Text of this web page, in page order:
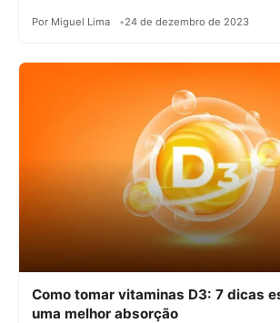
Por Miguel Lima 24 de dezembro de 2023
Como tomar vitaminas D3: 7 dicas
uma melhor absorção